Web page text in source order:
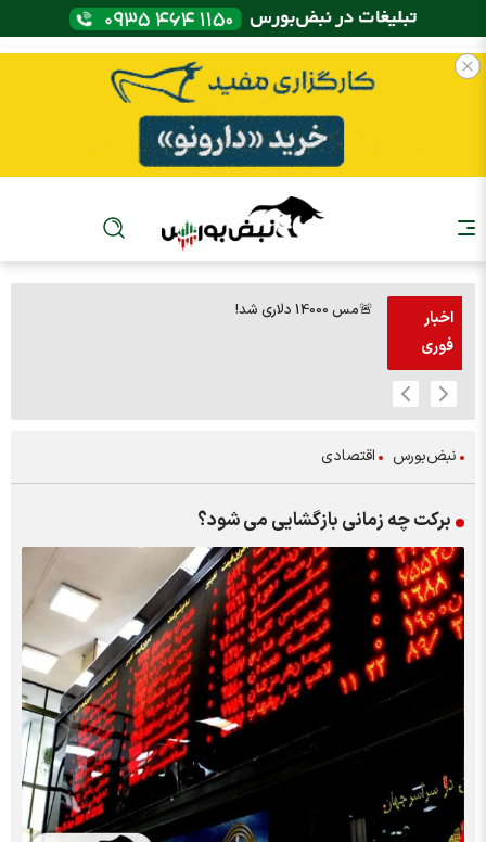
اخبار
فوری
🚨مس 14000 دلاری شد!
نبض‌بورس اقتصادی
برکت چه زمانی بازگشایی می شود؟